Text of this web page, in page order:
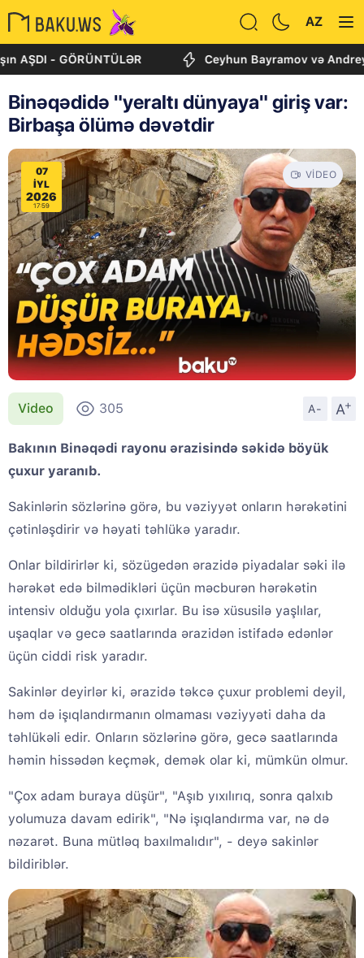
AZ
- GÖRÜNTÜLƏR Ceyhun Bayramov və Andrey
Binəqədidə "yeraltı dünyaya" giriş var:
Birbaşa ölümə dəvətdir
07
IYL
2026
17:59
VIDEO
Video 305 A- A
+
Bakının Binəqədi rayonu ərazisində səkidə böyük
çuxur yaranıb.
Sakinlərin sözlərinə görə, bu vəziyyət onların hərəkətini
çətinləşdirir və həyati təhlükə yaradır.
Onlar bildirirlər ki, sözügedən ərazidə piyadalar səki ilə
hərəkət edə bilmədikləri üçün məcburən hərəkətin
intensiv olduğu yola çıxırlar. Bu isə xüsusilə yaşlılar,
uşaqlar və gecə saatlarında ərazidən istifadə edənlər
üçün ciddi risk yaradır.
Sakinlər deyirlər ki, ərazidə təkcə çuxur problemi deyil,
həm də işıqlandırmanın olmaması vəziyyəti daha da
təhlükəli edir. Onların sözlərinə görə, gecə saatlarında
həmin hissədən keçmək, demək olar ki, mümkün olmur.
"Çox adam buraya düşür", "Aşıb yıxılırıq, sonra qalxıb
yolumuza davam edirik", "Nə işıqlandırma var, nə də
nəzarət. Buna mütləq baxılmalıdır", - deyə sakinlər
bildiriblər.